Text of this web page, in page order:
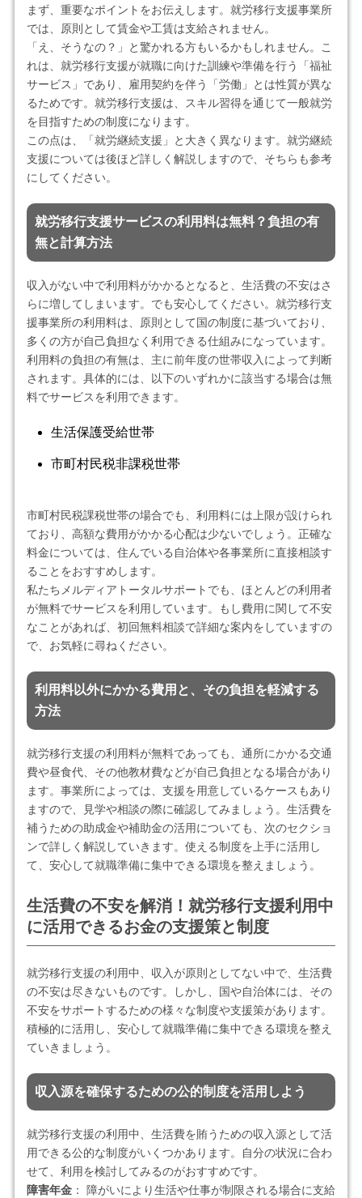
まず、重要なポイントをお伝えします。就労移行支援事業所
では、原則として賃金や工賃は支給されません。
「え、そうなの？」と驚かれる方もいるかもしれません。こ
れは、就労移行支援が就職に向けた訓練や準備を行う「福祉
サービス」であり、雇用契約を伴う「労働」とは性質が異な
るためです。就労移行支援は、スキル習得を通じて一般就労
を目指すための制度になります。
この点は、「就労継続支援」と大きく異なります。就労継続
支援については後ほど詳しく解説しますので、そちらも参考
にしてください。
就労移行支援サービスの利用料は無料？負担の有
無と計算方法
収入がない中で利用料がかかるとなると、生活費の不安はさ
らに増してしまいます。でも安心してください。就労移行支
援事業所の利用料は、原則として国の制度に基づいており、
多くの方が自己負担なく利用できる仕組みになっています。
利用料の負担の有無は、主に前年度の世帯収入によって判断
されます。具体的には、以下のいずれかに該当する場合は無
料でサービスを利用できます。
生活保護受給世帯
市町村民税非課税世帯
市町村民税課税世帯の場合でも、利用料には上限が設けられ
ており、高額な費用がかかる心配は少ないでしょう。正確な
料金については、住んでいる自治体や各事業所に直接相談す
ることをおすすめします。
私たちメルディアトータルサポートでも、ほとんどの利用者
が無料でサービスを利用しています。もし費用に関して不安
なことがあれば、初回無料相談で詳細な案内をしていますの
で、お気軽に尋ねください。
利用料以外にかかる費用と、その負担を軽減する
方法
就労移行支援の利用料が無料であっても、通所にかかる交通
費や昼食代、その他教材費などが自己負担となる場合があり
ます。事業所によっては、支援を用意しているケースもあり
ますので、見学や相談の際に確認してみましょう。生活費を
補うための助成金や補助金の活用についても、次のセクショ
ンで詳しく解説していきます。使える制度を上手に活用し
て、安心して就職準備に集中できる環境を整えましょう。
生活費の不安を解消！就労移行支援利用中
に活用できるお金の支援策と制度
就労移行支援の利用中、収入が原則としてない中で、生活費
の不安は尽きないものです。しかし、国や自治体には、その
不安をサポートするための様々な制度や支援策があります。
積極的に活用し、安心して就職準備に集中できる環境を整え
ていきましょう。
収入源を確保するための公的制度を活用しよう
就労移行支援の利用中、生活費を賄うための収入源として活
用できる公的な制度がいくつかあります。自分の状況に合わ
せて、利用を検討してみるのがおすすめです。
障害年金： 障がいにより生活や仕事が制限される場合に支給